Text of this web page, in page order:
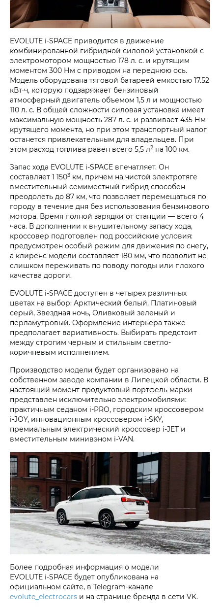
EVOLUTE i‑SPACE приводится в движение
комбинированной гибридной силовой установкой с
электромотором мощностью 178 л. с. и крутящим
моментом 300 Нм с приводом на переднюю ось.
Модель оборудована тяговой батареей емкостью 17.52
кВт·ч, которую подзаряжает бензиновый
атмосферный двигатель объемом 1,5 л и мощностью
110 л. с. В общей сложности силовая установка имеет
максимальную мощность 287 л. с. и развивает 435 Нм
крутящего момента, но при этом транспортный налог
останется привлекательным для владельцев. При
этом расход топлива равен всего 5,5 л2 на 100 км.
Запас хода EVOLUTE i‑SPACE впечатляет. Он
составляет 1 1503 км, причем на чистой электротяге
вместительный семиместный гибрид способен
преодолеть до 87 км, что позволяет перемещаться по
городу в течение дня без использования бензинового
мотора. Время полной зарядки от станции — всего 4
часа. В дополнении к внушительному запасу хода,
кроссовер подготовлен под российские условия:
предусмотрен особый режим для движения по снегу,
а клиренс модели составляет 180 мм, что позволит не
слишком переживать по поводу погоды или плохого
качества дороги.
EVOLUTE i‑SPACE доступен в четырех различных
цветах на выбор: Арктический белый, Платиновый
серый, Звездная ночь, Оливковый зеленый и
перламутровый. Оформление интерьера также
предполагает вариативность. Выбирать предстоит
между строгим черным и стильным светло-
коричневым исполнением.
Производство модели будет организовано на
собственном заводе компании в Липецкой области. В
настоящий момент продуктовый портфель марки
представлен исключительно электромобилями:
практичным седаном i‑PRO, городским кроссовером
i‑JOY, инновационным кроссовером i‑SKY,
премиальным электрический кроссовер i‑JET и
вместительным минивэном i‑VAN.
Более подробная информация о модели
EVOLUTE i‑SPACE будет опубликована на
официальном сайте, в Telegram-канале
evolute_electrocars и на странице бренда в сети VK.